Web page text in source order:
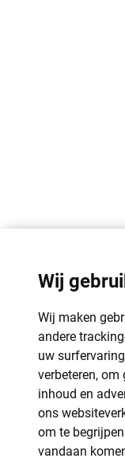
Wij
Wij maken
andere
uw
verbeteren, om
inhoud en
ons
om te
vandaan
GDPR |